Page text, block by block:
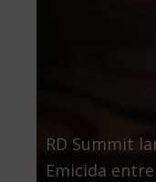
RD Summit
Emicida